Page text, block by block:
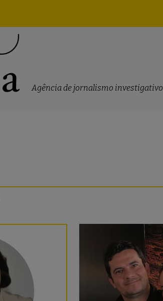
Agência de jornalismo investigativo